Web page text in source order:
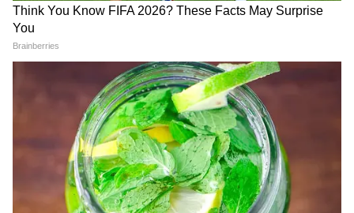
যেটি রাজ্য সরকারের জোটের অংশীদার। তবে মন্ত্রী
ও তার পরিবারের সদস্যরা বাড়িতে ছিলেন না।
কর্মকর্তাদের মতে, নিংথোখং এলাকায় মন্ত্রীর
বাড়িতে হামলাকারী ভিড়ের মধ্যে বেশিরভাগ
মহিলাই ছিলেন। তারা গেট, জানালা, কিছু
আসবাবপত্র এবং অনেক ইলেকট্রনিক গ্যাজেট
ভাংচুর করে।
মঙ্গলবার রাতে বিষ্ণুপুরে কয়েকটি বাড়ি পুড়ে যায়